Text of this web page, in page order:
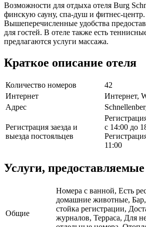
Возможности для отдыха отеля Burg
финскую сауну, спа-душ и фитнес-центр.
Вышеперечисленные удобства
для гостей. В отеле также есть
предлагаются услуги массажа.
Краткое описание отеля
Количество номеров
42
Интернет
Интернет,
Адрес
Регистрация заезда и
выезда постояльцев
с 14:00 до
11:00
Услуги,
Общие
Номера с ванной, Есть
домашние животные, Бар,
стойка регистрации,
журналов, Терраса, Для